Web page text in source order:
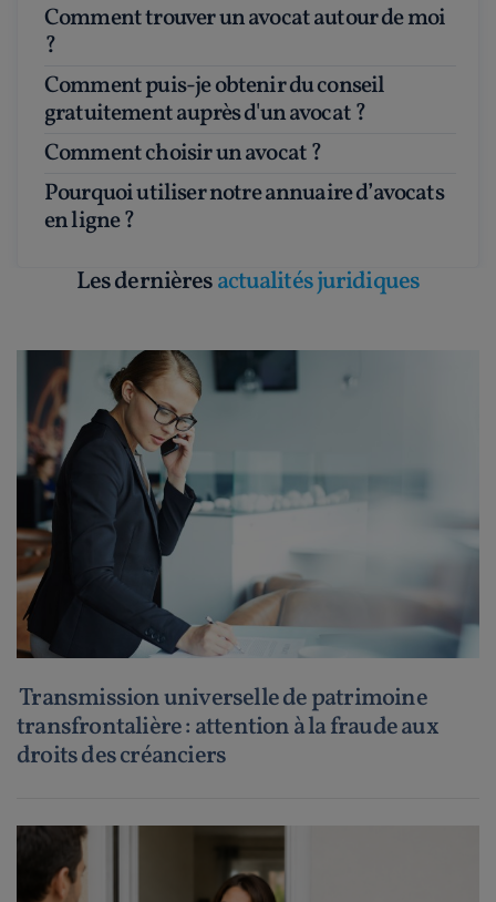
Comment trouver un avocat autour de moi
?
Comment puis-je obtenir du conseil
gratuitement auprès d'un avocat ?
Comment choisir un avocat ?
Pourquoi utiliser notre annuaire d’avocats
en ligne ?
Les dernièresactualités juridiques
Transmission universelle de patrimoine
transfrontalière : attention à la fraude aux
droits des créanciers